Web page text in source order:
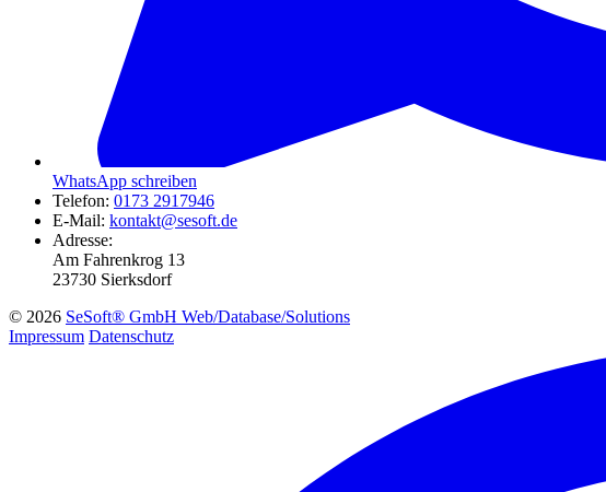
WhatsApp schreiben
Telefon: 0173 2917946
E-Mail: kontakt@sesoft.de
Adresse:
Am Fahrenkrog 13
23730 Sierksdorf
© 2026 SeSoft® GmbH Web/Database/Solutions
Impressum Datenschutz